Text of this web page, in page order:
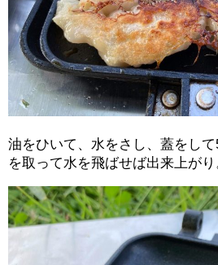
油をひいて、水をさし、蓋をし
を取って水を飛ばせば出来上がり